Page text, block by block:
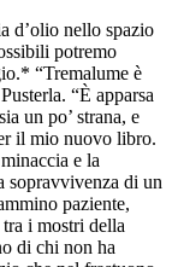
d’olio nello spazio
potremo
“Tremalume è
“È apparsa
un po’ strana, e
il mio nuovo libro.
e la
sopravvivenza di un
paziente,
i mostri della
di chi non ha